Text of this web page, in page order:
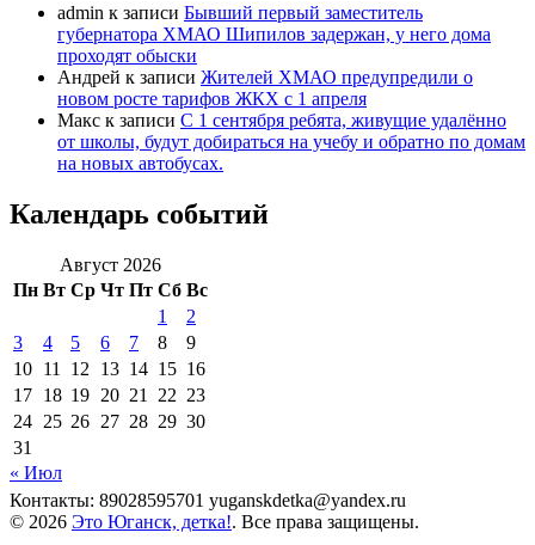
admin к записи Бывший первый заместитель
губернатора ХМАО Шипилов задержан, у него дома
проходят обыски
Андрей к записи Жителей ХМАО предупредили о
новом росте тарифов ЖКХ с 1 апреля
Макс к записи С 1 сентября ребята, живущие удалённо
от школы, будут добираться на учебу и обратно по домам
на новых автобусах.
Календарь событий
Август 2026
Пн Вт Ср Чт Пт Сб Вс
1
2
3
4 5 6 7 8
9
10 11 12 13 14 15 16
17 18 19 20 21 22 23
24 25 26 27 28 29 30
31
« Июл
Контакты: 89028595701 yuganskdetka@yandex.ru
© 2026 Это Юганск, детка!. Все права защищены.